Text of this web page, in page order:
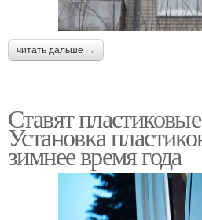
читать дальше →
Ставят
Установка
зимнее время года